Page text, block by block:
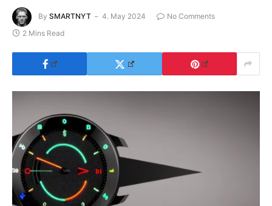
By SMARTNYT 4. May 2024
No Comments
2 Mins Read